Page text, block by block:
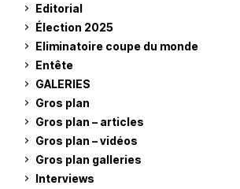
Editorial
Élection 2025
Eliminatoire coupe du monde
Entête
GALERIES
Gros plan
Gros plan – articles
Gros plan – vidéos
Gros plan galleries
Interviews